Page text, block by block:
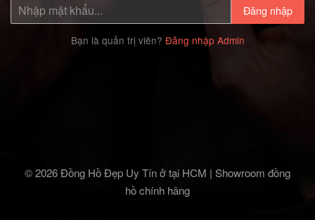
Đăng nhập
Bạn là quản trị viên? Đăng nhập Admin
© 2026 Đồng Hồ Đẹp Uy Tín ở tại HCM | Showroom đồng
hồ chính hãng‎